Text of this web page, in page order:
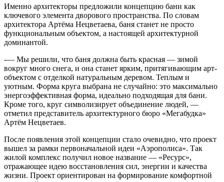
Именно архитекторы предложили концепцию бани как
ключевого элемента дворового пространства. По словам
архитектора Артёма Нецветаева, баня станет не просто
функциональным объектом, а настоящей архитектурной
доминантой.
-— Мы решили, что баня должна быть красная — зимой
вокруг много снега, и она станет ярким, притягивающим арт-
объектом с отделкой натуральным деревом. Теплым и
уютным. Форма круга выбрана не случайно: это максимально
энергоэффективная форма, идеально подходящая для бани.
Кроме того, круг символизирует объединение людей, —
отметил представитель архитектурного бюро «Мегабудка»
Артём Нецветаев.
После появления этой концепции стало очевидно, что проект
вышел за рамки первоначальной идеи «Аэрополиса». Так
жилой комплекс получил новое название — «Ресурс»,
отражающее идею восстановления сил, энергии и качества
жизни. Проект ориентирован на формирование комфортной